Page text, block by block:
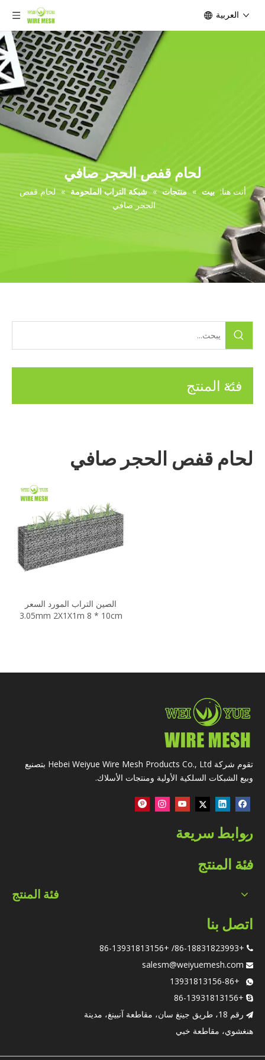
العربية
لحام قفص الحجر صافي
أنت هنا: بيت » منتجات » شبكة التراب الملحومة » لحام قفص
الحجر صافي
فئة المنتج
لحام قفص الحجر صافي
الصين التراب المورد السعر
3.05mm 2X1X1m 8 * 10cm
تقوم شركة Hebei Weiyue Wire Mesh Products Co., Ltd بتصنيع
وبيع الشبكات السلكية الأولية ومنتجات الأسلاك.
روابط سريعة
فئة المنتج
فئة المنتج
اتصل بنا

+86-18831823993/ +86-13931813156

salesm@weiyuemesh.com

+86-13931813156

+86-13931813156

رقم 18، طريق جينغ سان، مقاطعة آنبينغ، مدينة
هنغشوي، مقاطعة خبي